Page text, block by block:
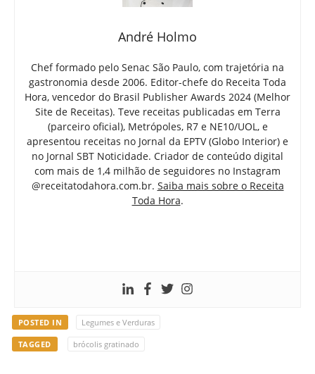
André Holmo
Chef formado pelo Senac São Paulo, com trajetória na
gastronomia desde 2006. Editor-chefe do Receita Toda
Hora, vencedor do Brasil Publisher Awards 2024 (Melhor
Site de Receitas). Teve receitas publicadas em Terra
(parceiro oficial), Metrópoles, R7 e NE10/UOL, e
apresentou receitas no Jornal da EPTV (Globo Interior) e
no Jornal SBT Noticidade. Criador de conteúdo digital
com mais de 1,4 milhão de seguidores no Instagram
@receitatodahora.com.br. Saiba mais sobre o Receita
Toda Hora.
POSTED IN Legumes e Verduras
TAGGED brócolis gratinado